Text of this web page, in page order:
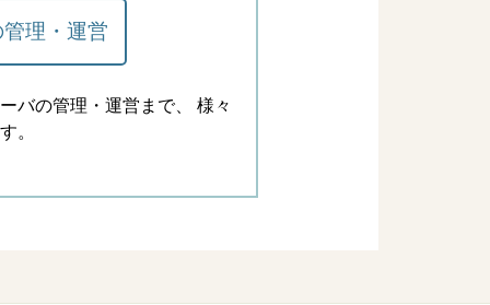
理・運営
バの管理・運営まで、 様々
。